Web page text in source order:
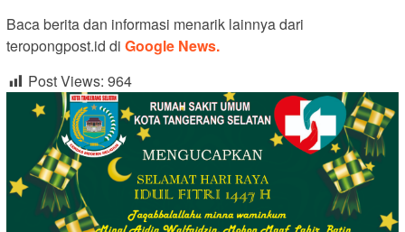
Baca berita dan informasi menarik lainnya dari
teropongpost.id di Google News.
Post Views: 964